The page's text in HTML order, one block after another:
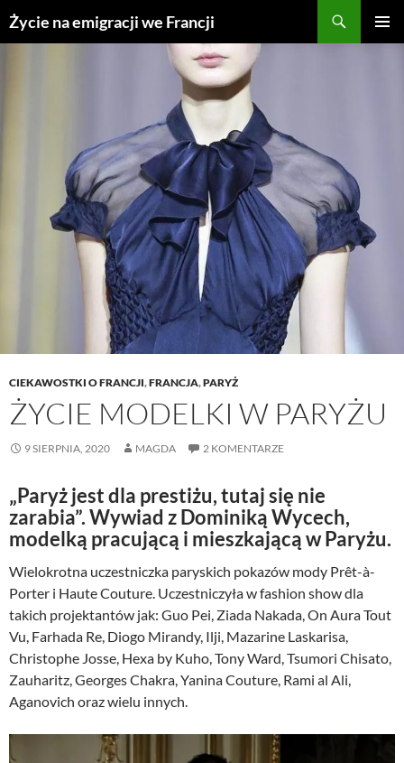
Przejdź
doŻycie na emigracji we Francji
CIEKAWOSTKI O FRANCJI,FRANCJA,PARYŻ
ŻYCIE MODELKI W PARYŻU
9 SIERPNIA, 2020 MAGDA 2 KOMENTARZE
„Paryż jest dla prestiżu, tutaj się nie
zarabia”. Wywiad z Dominiką Wycech,
modelką pracującą i mieszkającą w Paryżu.
Wielokrotna uczestniczka paryskich pokazów mody Prêt-à-
Porter i Haute Couture. Uczestniczyła w fashion show dla
takich projektantów jak: Guo Pei, Ziada Nakada, On Aura Tout
Vu, Farhada Re, Diogo Mirandy, Ilji, Mazarine Laskarisa,
Christophe Josse, Hexa by Kuho, Tony Ward, Tsumori Chisato,
Zauharitz, Georges Chakra, Yanina Couture, Rami al Ali,
Aganovich oraz wielu innych.